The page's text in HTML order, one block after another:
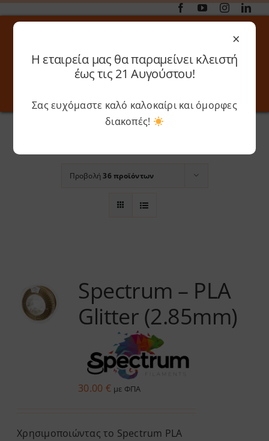
Μετάβαση
στο
Αναζήτηση
Toggle
Online 3D Printing
Outlet
Shop
Services
Academy
Software
Toggle
Λογαριασμός
Volcano Grey
Προβολή36 προϊόντων
Spectrum – PLA
Glitter (2.85mm)
30.00 € με ΦΠΑ
Χρησιμοποιώντας το Spectrum PLA
×
Η εταιρεία μας θα παραμείνει κλειστή
έως τις 21 Αυγούστου!
Σας ευχόμαστε καλό καλοκαίρι και όμορφες
διακοπές!